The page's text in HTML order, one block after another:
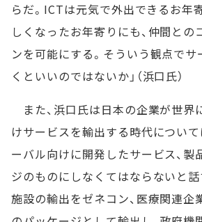
らだ。ICTは元気で外出できるお年
しくなったお年寄りにも、仲間との
ンを可能にする。そういう観点で
くといいのではないか」（浜口氏）
また、浜口氏は日本の企業が世界
けサービスを輸出する時代について
ーバル向けに開発したサービス、製
ジのものにしなくてはならないと
施設の輸出をゼネコン、医療関連企